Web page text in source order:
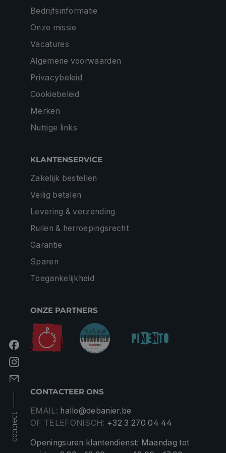
connect
Bedrijfsinformatie
Onze missie
Vacatures
Algemene voorwaarden
Privacybeleid
Cookiebeleid
Merken
Nuttige links
KLANTENSERVICE
Zakelijk bestellen
Veilig betalen
Levering & verzending
Ruilen & herroepingsrecht
Garantie
Sparen
Toegankelijkheid
ONZE PARTNERS
CONTACTEER ONS
EMAIL: hallo@debanier.be
OF TELEFONISCH: +32 3 270 04 44
Openingsuren klantendienst: Maandag tot